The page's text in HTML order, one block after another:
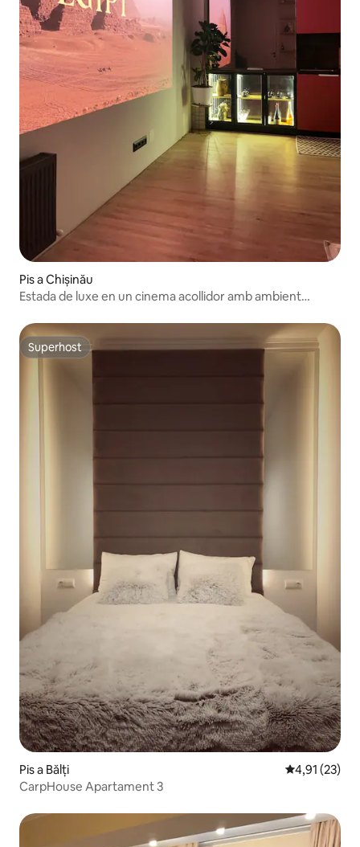
Pis a Chișinău
Estada de luxe en un cinema acollidor amb ambient
Superhost
Superhost
Pis a Bălți 4,91 de
4,91 (23)
CarpHouse Apartament 3